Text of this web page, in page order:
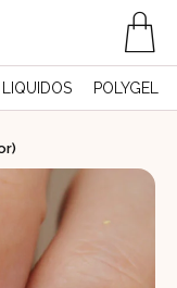
LIQUIDOS POLYGEL